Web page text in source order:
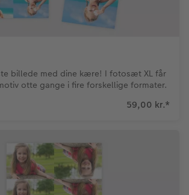
billede med dine kære! I fotosæt XL får
otte gange i fire forskellige formater.
59,00 kr.*